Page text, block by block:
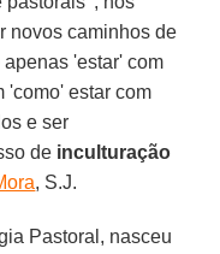
novos caminhos de
'estar' com
'como' estar com
e ser
de inculturação
, S.J.
Pastoral, nasceu